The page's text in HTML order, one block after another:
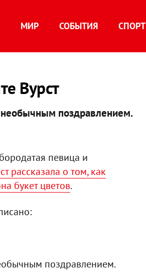
МИР СОБЫТИЯ СПОРТ
Вурст
необычным поздравлением.
певица и
рассказала о том, как
букет цветов.
поздравлением.